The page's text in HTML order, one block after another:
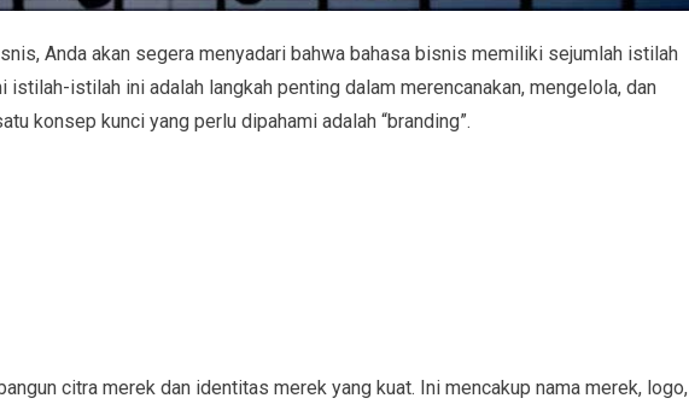
Anda akan segera menyadari bahwa bahasa bisnis memiliki sejumlah istilah
istilah-istilah ini adalah langkah penting dalam merencanakan, mengelola, dan
konsep kunci yang perlu dipahami adalah “branding”.
citra merek dan identitas merek yang kuat. Ini mencakup nama merek, logo,